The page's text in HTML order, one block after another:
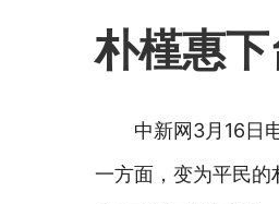
朴槿惠
中新网3月16日
一方面，变为平民